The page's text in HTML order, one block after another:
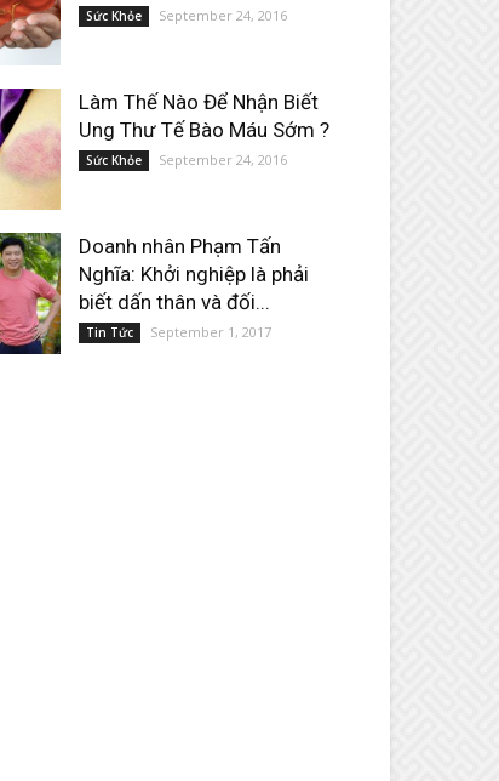
Sức Khỏe September 24, 2016
Làm Thế Nào Để Nhận Biết
Ung Thư Tế Bào Máu Sớm ?
Sức Khỏe September 24, 2016
Doanh nhân Phạm Tấn
Nghĩa: Khởi nghiệp là phải
biết dấn thân và đối...
Tin Tức September 1, 2017